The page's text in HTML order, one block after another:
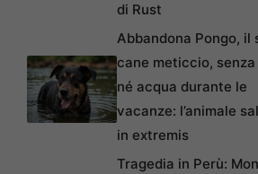
di Rust
Abbandona Pongo, il
cane meticcio,
né acqua durante le
vacanze: l’animale
in extremis
Tragedia in Perù: